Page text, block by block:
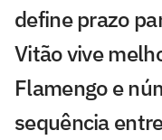
define prazo
Vitão vive
Flamengo e
sequência